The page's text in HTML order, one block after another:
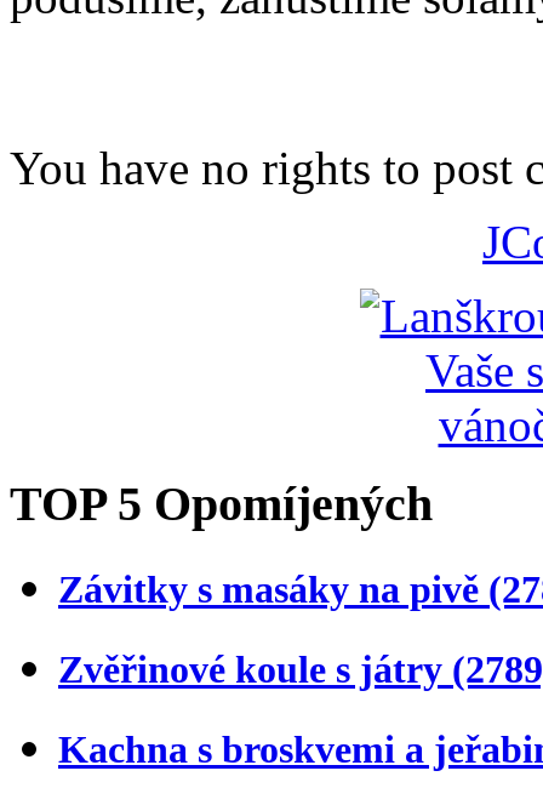
You have no rights to post
TOP 5 Opomíjených
Závitky s masáky na pivě
Zvěřinové koule s játry
Kachna s broskvemi a